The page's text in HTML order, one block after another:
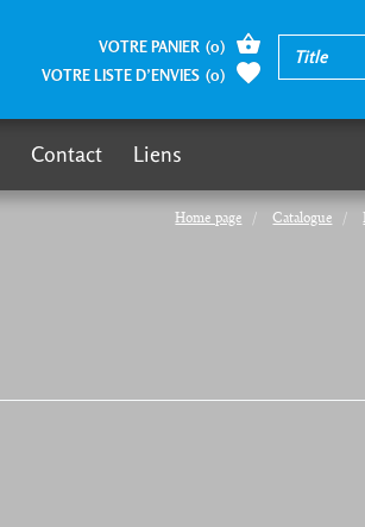
Home page Catalogue
VOTRE PANIER (0)
VOTRE LISTE D’ENVIES (0)
Contact Liens